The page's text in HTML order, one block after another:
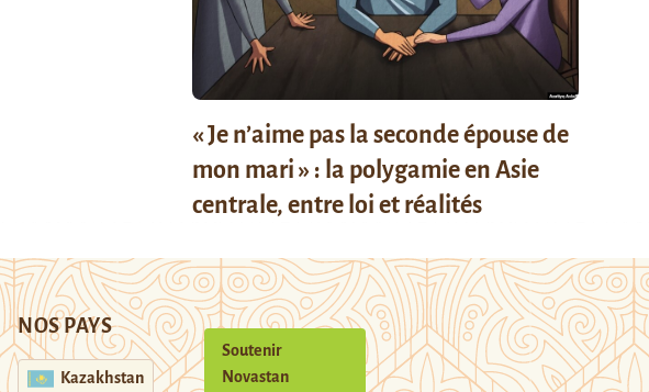
« Je n’aime pas la seconde épouse de
mon mari » : la polygamie en Asie
centrale, entre loi et réalités
NOS PAYS
Kazakhstan
Soutenir
Novastan